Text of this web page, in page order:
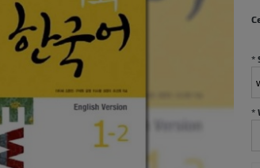
płatności
*
*